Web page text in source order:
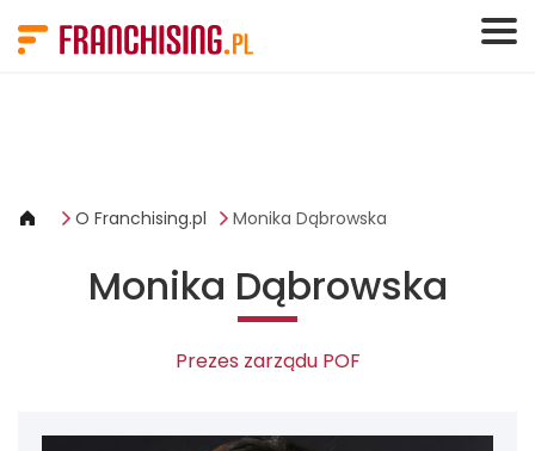
O Franchising.pl Monika Dąbrowska
Monika Dąbrowska
Prezes zarządu POF